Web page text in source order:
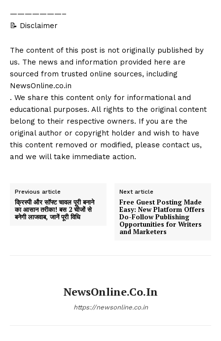
———————–
📝 Disclaimer
The content of this post is not originally published by
us. The news and information provided here are
sourced from trusted online sources, including
NewsOnline.co.in
. We share this content only for informational and
educational purposes. All rights to the original content
belong to their respective owners. If you are the
original author or copyright holder and wish to have
this content removed or modified, please contact us,
and we will take immediate action.
Previous article
क्रिस्पी और सॉफ्ट चावल पूरी बनाने
का आसान तरीका! बस 2 चीजों से
बनेगी लाजवाब, जानें पूरी विधि
Next article
Free Guest Posting Made
Easy: New Platform Offers
Do-Follow Publishing
Opportunities for Writers
and Marketers
NewsOnline.co.in
https://newsonline.co.in